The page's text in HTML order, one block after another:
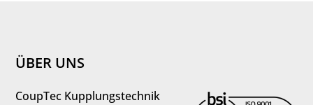
ÜBER UNS
CoupTec Kupplungstechnik